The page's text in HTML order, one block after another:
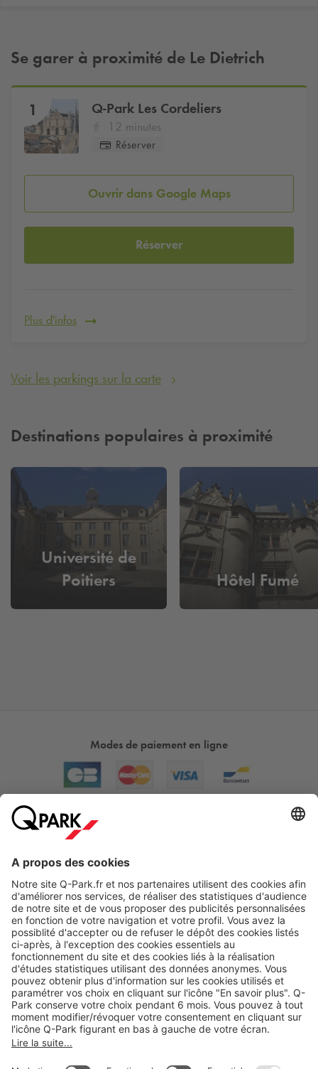
Se garer à proximité de Le Dietrich
1 Q-Park Les Cordeliers
12 minutes
Réserver
Ouvrir dans Google Maps
Réserver
Plus d'infos
Voir les parkings sur la carte
Destinations populaires à proximité
Université de
Poitiers
Hôtel Fumé
Modes de paiement en ligne
Nos produits
Nos services
Cookies